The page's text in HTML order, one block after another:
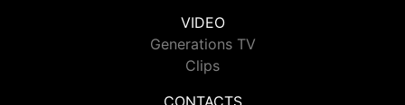
VIDEO
Generations TV
Clips